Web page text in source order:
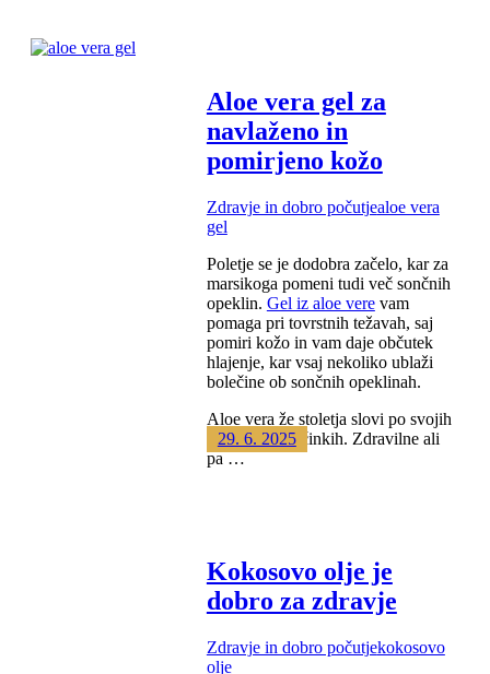
Aloe vera gel za
navlaženo in
pomirjeno kožo
Zdravje in dobro počutjealoe vera
gel
Poletje se je dodobra začelo, kar za
marsikoga pomeni tudi več sončnih
opeklin. Gel iz aloe verevam
pomaga pri tovrstnih težavah, saj
pomiri kožo in vam daje občutek
hlajenje, kar vsaj nekoliko ublaži
bolečine ob sončnih opeklinah.
Aloe vera že stoletja slovi po svojih
blagodejnih učinkih. Zdravilne ali
pa …
Kokosovo olje je
dobro za zdravje
29. 6. 2025
Zdravje in dobro počutjekokosovo
olje